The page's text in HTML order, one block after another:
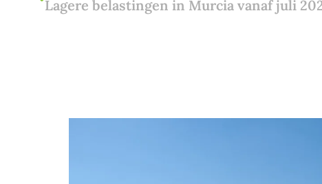
Lagere belastingen in Murcia vanaf juli